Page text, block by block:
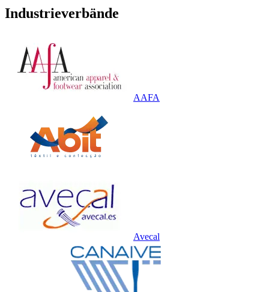
Industrieverbände
AAFA
Avecal